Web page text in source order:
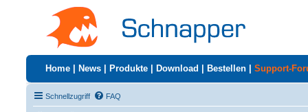
Home News Produkte Download Bestellen Support-
Schnellzugriff FAQ